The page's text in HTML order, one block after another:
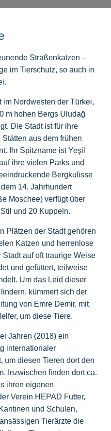
Straßenkatzen –
im Tierschutz, so auch in
im Nordwesten der Türkei,
m hohen Bergs Uludağ
Die Stadt ist für ihre
aus dem frühen
Ihr Spitzname ist Yeşil
ihre vielen Parks und
Bergkulisse
14. Jahrhundert
Moschee) verfügt über
und 20 Kuppeln.
Plätzen der Stadt gehören
Katzen und herrenlose
auf oft traurige Weise
und gefüttert, teilweise
Um das Leid dieser
kümmert sich der
von Emre Demir, mit
um diese Tiere.
Jahren (2018) ein
internationaler
um diesen Tieren dort den
Inzwischen finden dort ca.
ihren eigenen
Verein HEPAD Futter,
und Schulen,
Tierärzte die